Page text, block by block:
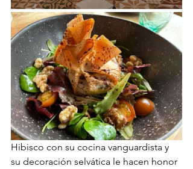
Hibisco con su cocina vanguardista y
su decoración selvática le hacen honor